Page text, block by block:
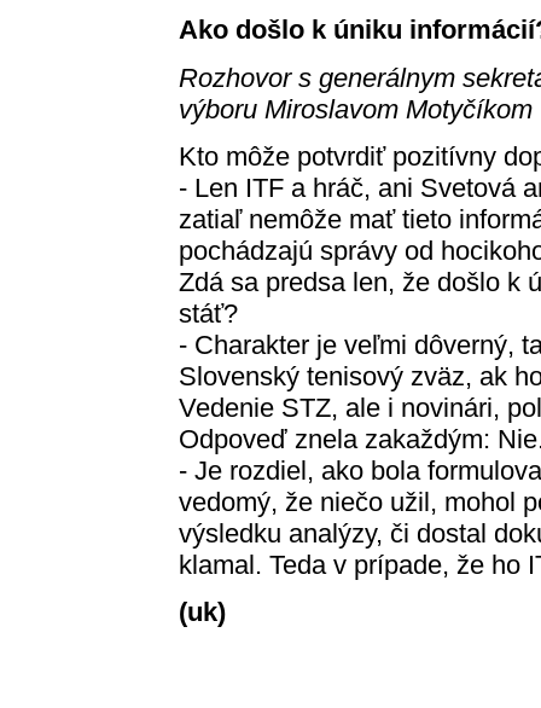
Ako došlo k úniku
Rozhovor s generálnym
výboru Miroslavom Motyčíkom
Kto môže potvrdiť pozitívny
- Len ITF a hráč, ani Svetová
zatiaľ nemôže mať tieto
pochádzajú správy od
Zdá sa predsa len, že došlo k
stáť?
- Charakter je veľmi dôverný,
Slovenský tenisový zväz, ak
Vedenie STZ, ale i novinári,
Odpoveď znela zakaždým:
- Je rozdiel, ako bola
vedomý, že niečo užil, mohol
výsledku analýzy, či dostal
klamal. Teda v prípade, že ho
(uk)